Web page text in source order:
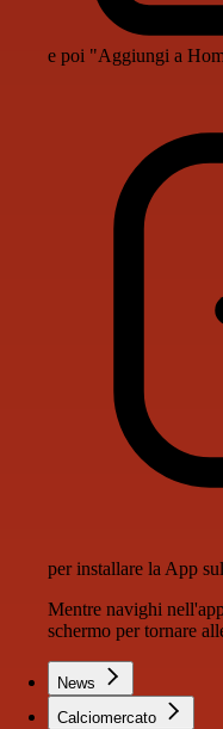
e poi "Aggiungi a
per installare la App
Mentre navighi
schermo per tornare
News
Calciomercato